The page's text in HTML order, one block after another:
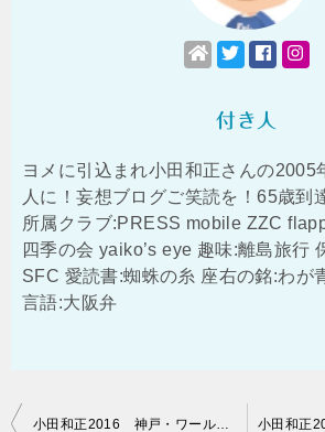
付き人
ヨメに引込まれ小田和正さんの2005
人に！妄想ブログご笑読を！65歳到
所属クラブ:PRESS mobile ZZC
四季の会 yaiko’s eye 趣味:離島旅行
SFC 愛読書:蜘蛛の糸 座右の銘:わが
言語:大阪弁
投